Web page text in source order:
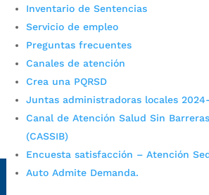
Inventario de Sentencias
Servicio de empleo
Preguntas frecuentes
Canales de atención
Crea una PQRSD
Juntas administradoras locales
Canal de Atención Salud Sin
(CASSIB)
Encuesta satisfacción – Atención
Auto Admite Demanda.
@AlcaldíaBGA
PrensaBucaramanga
Autorización de Tratamiento de Datos